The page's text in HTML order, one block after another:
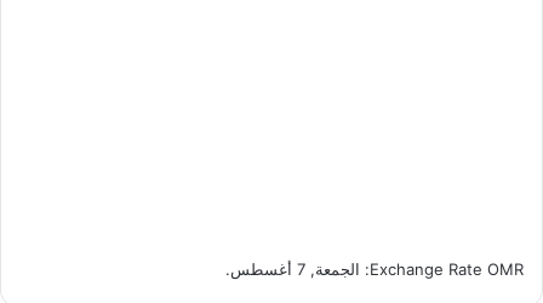
Exchange Rate OMR : الجمعة, 7 أغسطس.